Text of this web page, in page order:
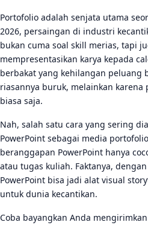
Susun Konten Slide secara
Cara Membuat Tampilan
Lebih Visual dan Menarik
Manfaatkan Fitur Animasi
Tambahkan Elemen
Tips Distribusi: Portofolio
Kesimpulan
FAQ
MUA?
Portofolio adalah senjata utama
2026, persaingan di industri
bukan cuma soal skill merias, tapi
mempresentasikan karya kepada
berbakat yang kehilangan peluang
riasannya buruk, melainkan
biasa saja.
Nah, salah satu cara yang sering
PowerPoint sebagai media
beranggapan PowerPoint hanya
atau tugas kuliah. Faktanya,
PowerPoint bisa jadi alat visual
untuk dunia kecantikan.
Coba bayangkan Anda